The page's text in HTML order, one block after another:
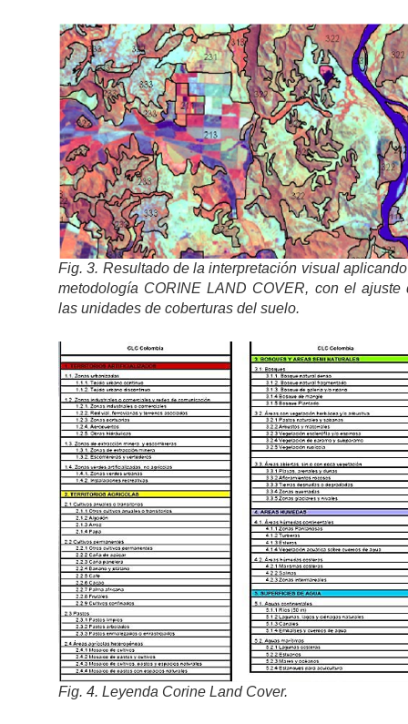
Fig. 3. Resultado de la interpretación visual
metodología CORINE LAND COVER, con el ajuste
las unidades de coberturas del suelo.
Fig. 4. Leyenda Corine Land Cover.